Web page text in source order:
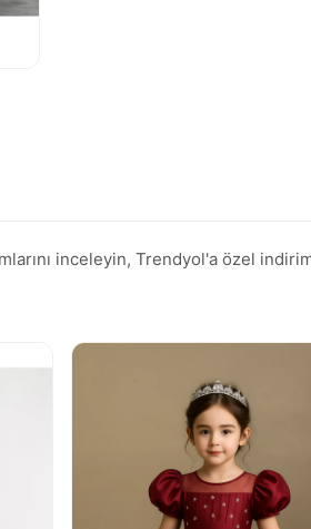
inceleyin, Trendyol'a özel